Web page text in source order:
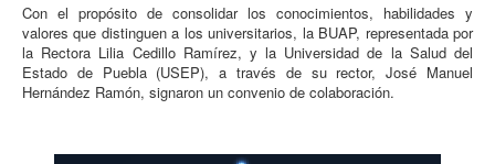
Con el propósito de consolidar los conocimientos, habilidades y
valores que distinguen a los universitarios, la BUAP, representada por
la Rectora Lilia Cedillo Ramírez, y la Universidad de la Salud del
Estado de Puebla (USEP), a través de su rector, José Manuel
Hernández Ramón, signaron un convenio de colaboración.